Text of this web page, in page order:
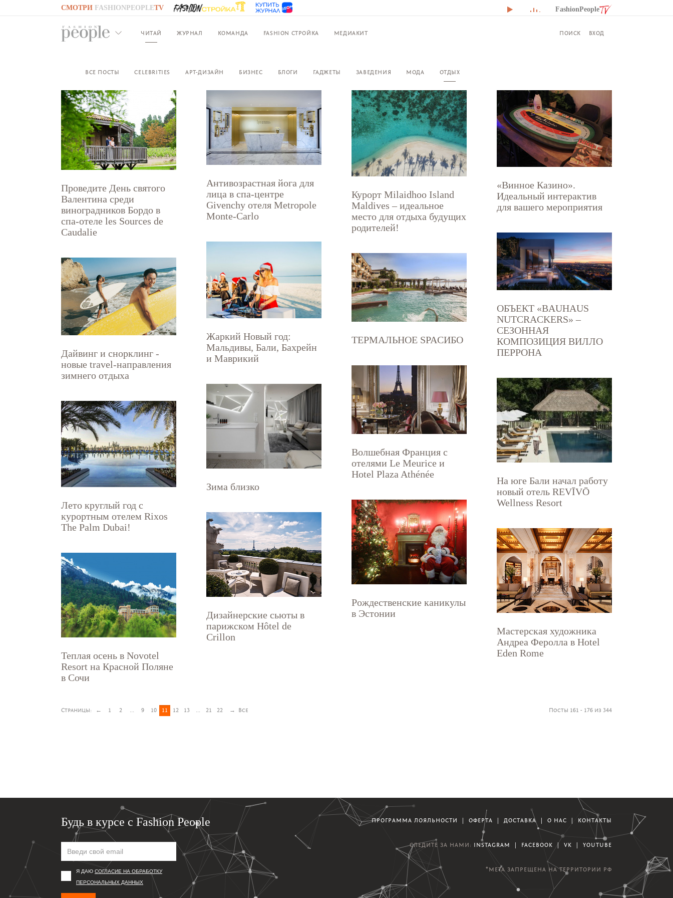
СМОТРИ FASHIONPEOPLETV
GO TO FASHIONPEOPLE
FashionPeople
ЧИТАЙ ЖУРНАЛ КОМАНДА FASHION СТРОЙКА МЕДИАКИТ ПОИСК ВХОД
ВСЕ ПОСТЫ CELEBRITIES АРТ-ДИЗАЙН БИЗНЕС БЛОГИ ГАДЖЕТЫ ЗАВЕДЕНИЯ МОДА ОТДЫХ
Проведите День святого
Валентина среди
виноградников Бордо в
спа-отеле les Sources de
Caudalie
Антивозрастная йога для
лица в спа-центре
Givenchy отеля Metropole
Monte-Carlo
Курорт Milaidhoo Island
Maldives – идеальное
место для отдыха будущих
родителей!
«Винное Казино».
Идеальный интерактив
для вашего мероприятия
ОБЪЕКТ «BAUHAUS
NUTCRACKERS» –
СЕЗОННАЯ
КОМПОЗИЦИЯ ВИЛЛО
ПЕРРОНА
Жаркий Новый год:
Мальдивы, Бали, Бахрейн
и Маврикий
ТЕРМАЛЬНОЕ SPAСИБО
Дайвинг и снорклинг -
новые travel-направления
зимнего отдыха
Волшебная Франция с
отелями Le Meurice и
Hotel Plaza Athénée
На юге Бали начал работу
новый отель REVĪVŌ
Wellness Resort
Зима близко
Лето круглый год с
курортным отелем Rixos
The Palm Dubai!
Рождественские каникулы
в Эстонии
Дизайнерские сьюты в
парижском Hôtel de
Crillon
Мастерская художника
Андреа Феролла в Hotel
Eden Rome
Теплая осень в Novotel
Resort на Красной Поляне
в Сочи
Посты 161 - 176 из 344
Страницы: ← 1 2 ... 9 10 11 12 13 ... 21 22 → Все
Будь в курсе с Fashion People
Я ДАЮ СОГЛАСИЕ НА ОБРАБОТКУ
ПЕРСОНАЛЬНЫХ ДАННЫХ
ПРОГРАММА ЛОЯЛЬНОСТИ ОФЕРТА ДОСТАВКА О НАС КОНТАКТЫ
СЛЕДИТЕ ЗА НАМИ: INSTAGRAM FACEBOOK | VK YOUTUBE
*META ЗАПРЕЩЕНА НА ТЕРРИТОРИИ РФ